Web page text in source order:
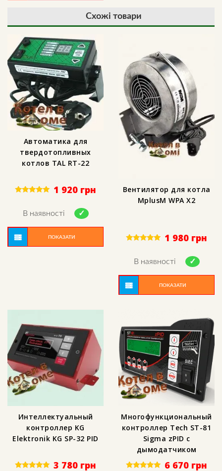
Схожі товари
Автоматика для
твердотопливных
котлов TAL RT-22
out of 5
1 920 грн
В наявності
ПОКАЗАТИ
Вентилятор для котла
MplusM WPA X2
out of 5
1 980 грн
В наявності
ПОКАЗАТИ
Интеллектуальный
контроллер KG
Elektronik KG SP-32 PID
3 780 грн
Многофункциональный
контроллер Tech ST-81
Sigma zPID с
дымодатчиком
6 670 грн